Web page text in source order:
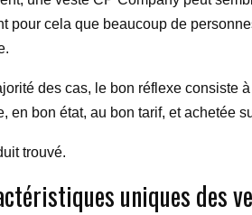
pour cela que beaucoup de
des cas, le bon réflexe consiste
en bon état, au bon tarif, et achetée
trouvé.
uniques des